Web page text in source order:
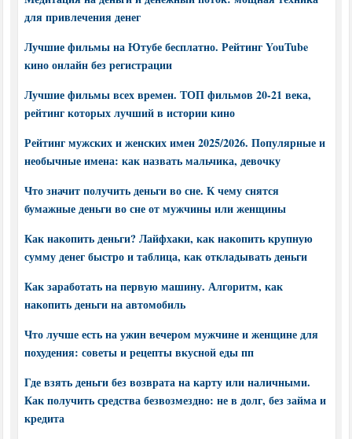
для привлечения денег
Лучшие фильмы на Ютубе бесплатно. Рейтинг YouTube
кино онлайн без регистрации
Лучшие фильмы всех времен. ТОП фильмов 20-21 века,
рейтинг которых лучший в истории кино
Рейтинг мужских и женских имен 2025/2026. Популярные и
необычные имена: как назвать мальчика, девочку
Что значит получить деньги во сне. К чему снятся
бумажные деньги во сне от мужчины или женщины
Как накопить деньги? Лайфхаки, как накопить крупную
сумму денег быстро и таблица, как откладывать деньги
Как заработать на первую машину. Алгоритм, как
накопить деньги на автомобиль
Что лучше есть на ужин вечером мужчине и женщине для
похудения: советы и рецепты вкусной еды пп
Где взять деньги без возврата на карту или наличными.
Как получить средства безвозмездно: не в долг, без займа и
кредита